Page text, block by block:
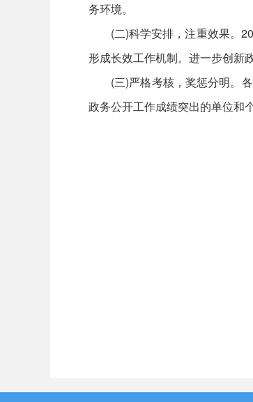
务环境。
(二)科学安排，注重效果。
形成长效工作机制。进一步创新
(三)严格考核，奖惩分明。
政务公开工作成绩突出的单位和